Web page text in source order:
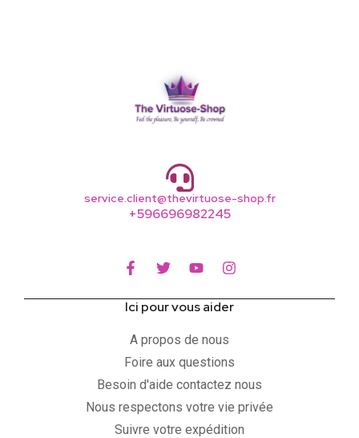
service.client@thevirtuose-shop.fr
+596696982245
Ici pour vous aider
A propos de nous
Foire aux questions
Besoin d'aide contactez nous
Nous respectons votre vie privée
Suivre votre expédition